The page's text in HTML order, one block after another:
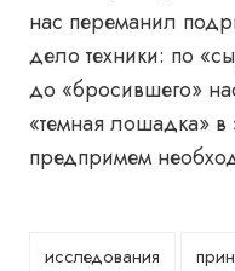
нас переманил
дело техники: по
до «бросившего»
«темная лошадка» в
предпримем
исследования